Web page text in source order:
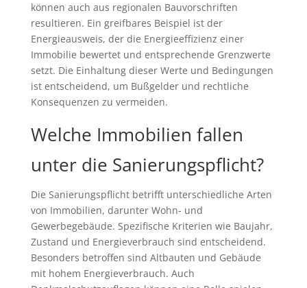
können auch aus regionalen Bauvorschriften
resultieren. Ein greifbares Beispiel ist der
Energieausweis, der die Energieeffizienz einer
Immobilie bewertet und entsprechende Grenzwerte
setzt. Die Einhaltung dieser Werte und Bedingungen
ist entscheidend, um Bußgelder und rechtliche
Konsequenzen zu vermeiden.
Welche Immobilien fallen
unter die Sanierungspflicht?
Die Sanierungspflicht betrifft unterschiedliche Arten
von Immobilien, darunter Wohn- und
Gewerbegebäude. Spezifische Kriterien wie Baujahr,
Zustand und Energieverbrauch sind entscheidend.
Besonders betroffen sind Altbauten und Gebäude
mit hohem Energieverbrauch. Auch